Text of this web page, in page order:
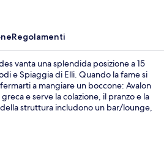
Regolamenti
vanta una splendida posizione a 15
e Spiaggia di Elli. Quando la fame si
a mangiare un boccone: Avalon
e serve la colazione, il pranzo e la
struttura includono un bar/lounge,